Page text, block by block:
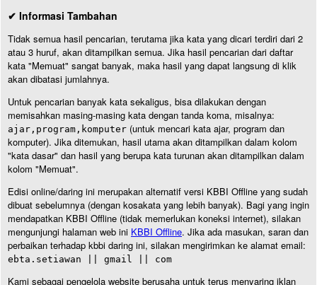
✔ Informasi Tambahan
Tidak semua hasil pencarian, terutama jika kata yang dicari terdiri dari 2
atau 3 huruf, akan ditampilkan semua. Jika hasil pencarian dari daftar
kata "Memuat" sangat banyak, maka hasil yang dapat langsung di klik
akan dibatasi jumlahnya.
Untuk pencarian banyak kata sekaligus, bisa dilakukan dengan
memisahkan masing-masing kata dengan tanda koma, misalnya:
ajar,program,komputer (untuk mencari kata ajar, program dan
komputer). Jika ditemukan, hasil utama akan ditampilkan dalam kolom
"kata dasar" dan hasil yang berupa kata turunan akan ditampilkan dalam
kolom "Memuat".
Edisi online/daring ini merupakan alternatif versi KBBI Offline yang sudah
dibuat sebelumnya (dengan kosakata yang lebih banyak). Bagi yang ingin
mendapatkan KBBI Offline (tidak memerlukan koneksi internet), silakan
mengunjungi halaman web ini KBBI Offline. Jika ada masukan, saran dan
perbaikan terhadap kbbi daring ini, silakan mengirimkan ke alamat email:
ebta.setiawan || gmail || com
Kami sebagai pengelola website berusaha untuk terus menyaring iklan